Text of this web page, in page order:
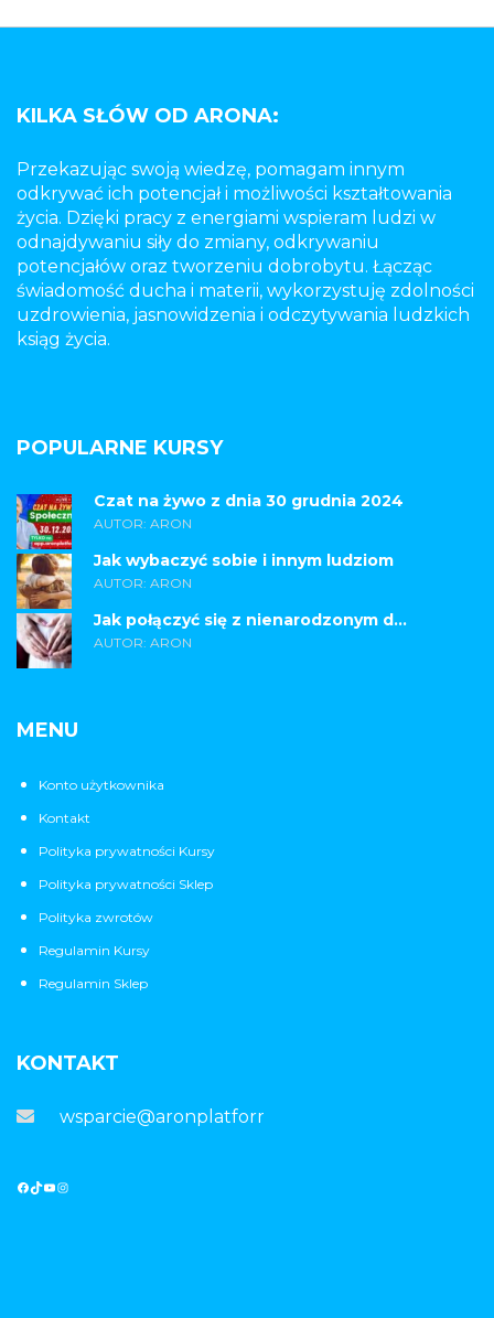
KILKA SŁÓW OD ARONA:
Przekazując swoją wiedzę, pomagam innym
odkrywać ich potencjał i możliwości kształtowania
życia. Dzięki pracy z energiami wspieram ludzi w
odnajdywaniu siły do zmiany, odkrywaniu
potencjałów oraz tworzeniu dobrobytu. Łącząc
świadomość ducha i materii, wykorzystuję zdolności
uzdrowienia, jasnowidzenia i odczytywania ludzkich
ksiąg życia.
POPULARNE KURSY
Czat na żywo z dnia 30 grudnia 2024
AUTOR: ARON
Jak wybaczyć sobie i innym ludziom
AUTOR: ARON
Jak połączyć się z nienarodzonym d...
AUTOR: ARON
MENU
Konto użytkownika
Kontakt
Polityka prywatności Kursy
Polityka prywatności Sklep
Polityka zwrotów
Regulamin Kursy
Regulamin Sklep
KONTAKT
wsparcie@aronplatforma.pl